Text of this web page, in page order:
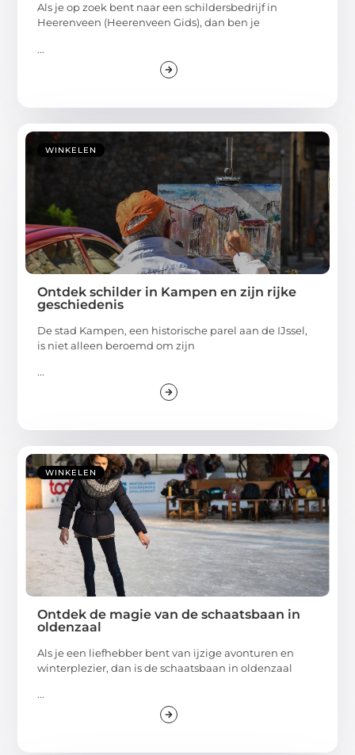
Als je op zoek bent naar een schildersbedrijf in
Heerenveen (Heerenveen Gids), dan ben je
...
WINKELEN
Ontdek schilder in Kampen en zijn rijke
geschiedenis
De stad Kampen, een historische parel aan de IJssel,
is niet alleen beroemd om zijn
...
WINKELEN
Ontdek de magie van de schaatsbaan in
oldenzaal
Als je een liefhebber bent van ijzige avonturen en
winterplezier, dan is de schaatsbaan in oldenzaal
...